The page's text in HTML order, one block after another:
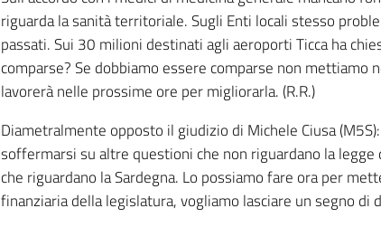
riguarda la sanità territoriale. Sugli Enti locali stesso
passati. Sui 30 milioni destinati agli aeroporti Ticca ha
comparse? Se dobbiamo essere comparse non mettiamo
lavorerà nelle prossime ore per migliorarla. (R.R.)
Diametralmente opposto il giudizio di Michele Ciusa
soffermarsi su altre questioni che non riguardano la
che riguardano la Sardegna. Lo possiamo fare ora per
finanziaria della legislatura, vogliamo lasciare un segno di